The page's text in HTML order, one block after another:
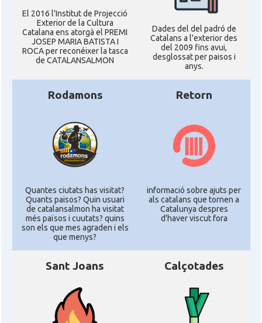
El 2016 l'Institut de Projecció
Exterior de la Cultura
Catalana ens atorgà el PREMI
JOSEP MARIA BATISTA I
ROCA per reconéixer la tasca
de CATALANSALMON
Dades del del padró de
Catalans a l'exterior des
del 2009 fins avui,
desglossat per paisos i
anys.
Rodamons
Quantes ciutats has visitat?
Quants paisos? Quin usuari
de catalansalmon ha visitat
més països i cuutats? quins
son els que mes agraden i els
que menys?
Retorn
informació sobre ajuts per
als catalans que tornen a
Catalunya despres
d'haver viscut fora
Sant Joans Calçotades